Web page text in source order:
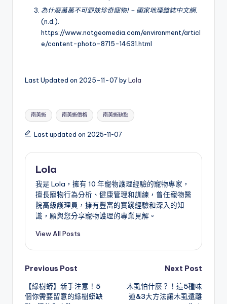
為什麼萬萬不可野放珍奇寵物! – 國家地理雜誌中文網.
(n.d.).
https://www.natgeomedia.com/environment/articl
e/content-photo-8715-14631.html
Last Updated on 2025-11-07 byLola
Tags:
南美蜥 南美蜥價格 南美蜥缺點
Last updated on 2025-11-07
Lola
我是 Lola，擁有 10 年寵物護理經驗的寵物專家，
擅長寵物行為分析、健康管理和訓練，曾任寵物醫
院高級護理員，擁有豐富的實踐經驗和深入的知
識，願與您分享寵物護理的專業見解。
View All Posts
Post
navigation
Previous Post
【綠樹蟒】新手注意！5
個你需要留意的綠樹蟒缺
Next Post
木虱怕什麼？！這5種味
道&3大方法讓木虱遠離